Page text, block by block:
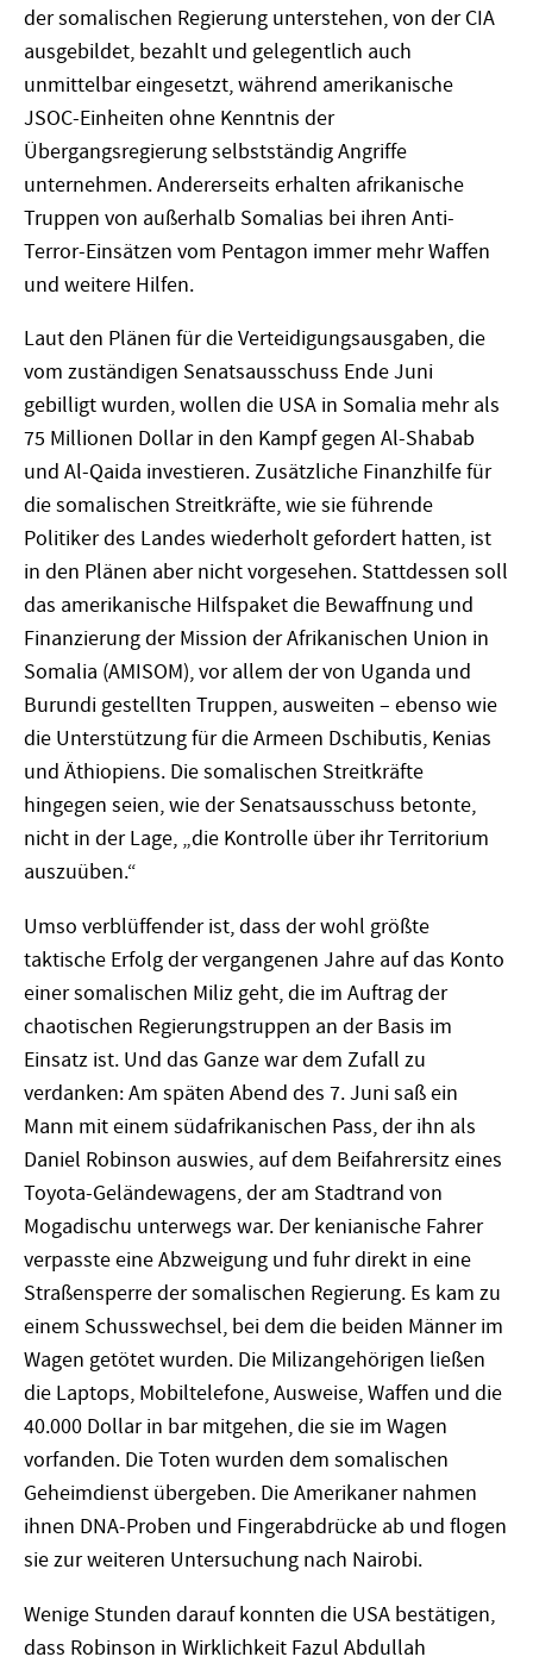
der somalischen Regierung unterstehen, von der CIA
ausgebildet, bezahlt und gelegentlich auch
unmittelbar eingesetzt, während amerikanische
JSOC-Einheiten ohne Kenntnis der
Übergangsregierung selbstständig Angriffe
unternehmen. Andererseits erhalten afrikanische
Truppen von außerhalb Somalias bei ihren Anti-
Terror-Einsätzen vom Pentagon immer mehr Waffen
und weitere Hilfen.
Laut den Plänen für die Verteidigungsausgaben, die
vom zuständigen Senatsausschuss Ende Juni
gebilligt wurden, wollen die USA in Somalia mehr als
75 Millionen Dollar in den Kampf gegen Al-Shabab
und Al-Qaida investieren. Zusätzliche Finanzhilfe für
die somalischen Streitkräfte, wie sie führende
Politiker des Landes wiederholt gefordert hatten, ist
in den Plänen aber nicht vorgesehen. Stattdessen soll
das amerikanische Hilfspaket die Bewaffnung und
Finanzierung der Mission der Afrikanischen Union in
Somalia (AMISOM), vor allem der von Uganda und
Burundi gestellten Truppen, ausweiten – ebenso wie
die Unterstützung für die Armeen Dschibutis, Kenias
und Äthiopiens. Die somalischen Streitkräfte
hingegen seien, wie der Senatsausschuss betonte,
nicht in der Lage, „die Kontrolle über ihr Territorium
auszuüben.“
Umso verblüffender ist, dass der wohl größte
taktische Erfolg der vergangenen Jahre auf das Konto
einer somalischen Miliz geht, die im Auftrag der
chaotischen Regierungstruppen an der Basis im
Einsatz ist. Und das Ganze war dem Zufall zu
verdanken: Am späten Abend des 7. Juni saß ein
Mann mit einem südafrikanischen Pass, der ihn als
Daniel Robinson auswies, auf dem Beifahrersitz eines
Toyota-Geländewagens, der am Stadtrand von
Mogadischu unterwegs war. Der kenianische Fahrer
verpasste eine Abzweigung und fuhr direkt in eine
Straßensperre der somalischen Regierung. Es kam zu
einem Schusswechsel, bei dem die beiden Männer im
Wagen getötet wurden. Die Milizangehörigen ließen
die Laptops, Mobiltelefone, Ausweise, Waffen und die
40.000 Dollar in bar mitgehen, die sie im Wagen
vorfanden. Die Toten wurden dem somalischen
Geheimdienst übergeben. Die Amerikaner nahmen
ihnen DNA-Proben und Fingerabdrücke ab und flogen
sie zur weiteren Untersuchung nach Nairobi.
Wenige Stunden darauf konnten die USA bestätigen,
dass Robinson in Wirklichkeit Fazul Abdullah